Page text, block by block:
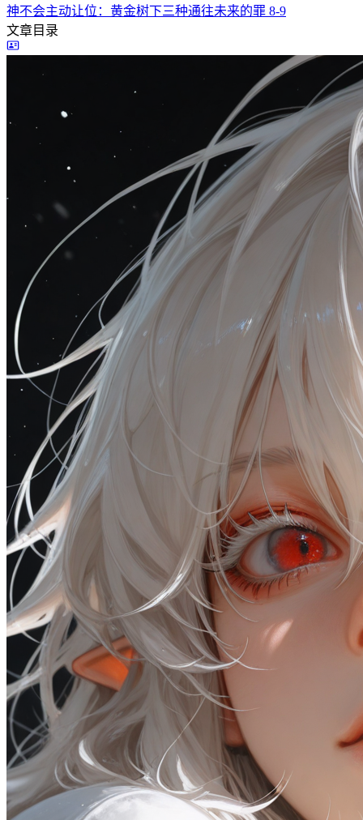
神不会主动让位：黄金树下三种通往未来的罪 8-9
文章目录